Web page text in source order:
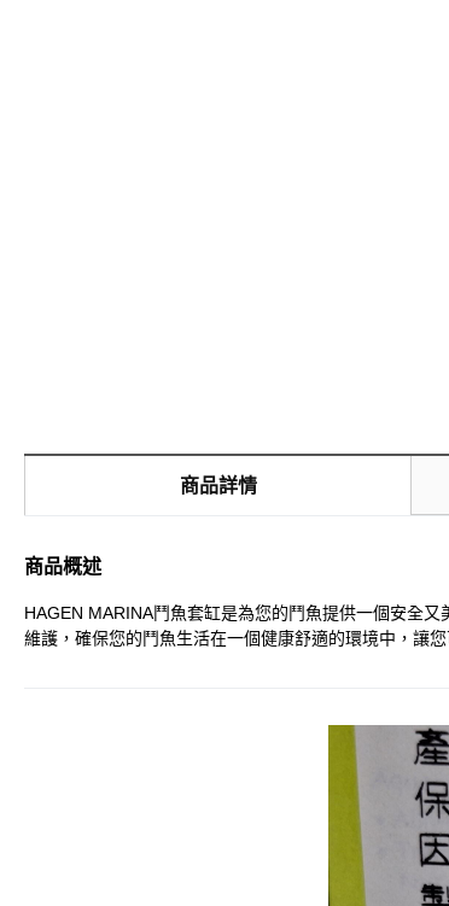
商品詳情
商品概述
HAGEN MARINA鬥魚套缸是為您的鬥魚提供一個安全
維護，確保您的鬥魚生活在一個健康舒適的環境中，讓